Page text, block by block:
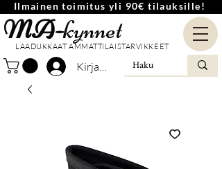
Ilmainen toimitus yli 90€ tilauksille!
MA-kynnet
LAADUKKAAT AMMATTILAISTARVIKKEET
Kirjaudu